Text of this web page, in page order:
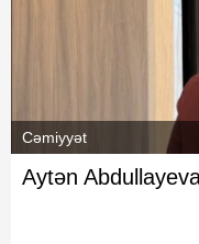
Cəmiyyət
Aytən